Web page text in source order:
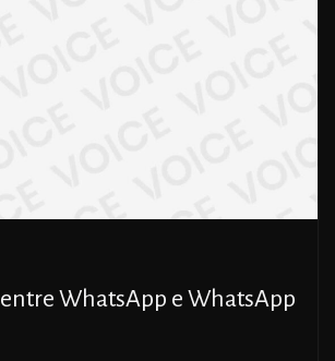
WhatsApp e WhatsApp